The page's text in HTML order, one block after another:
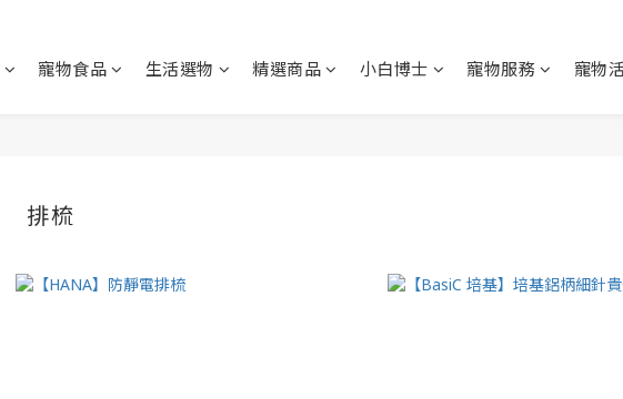
寵物食品 生活選物 精選商品 小白博士 寵物服務 寵物
排梳